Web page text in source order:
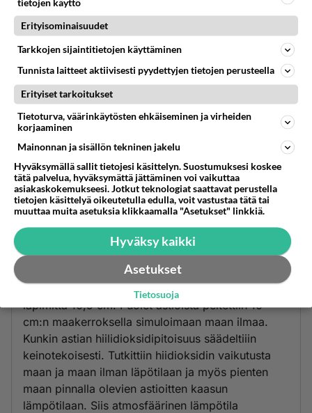
Anonyymikirjoitti:
Vertaisarvaaminen on ehdottoman tärkeää. Sen
osoittavat seivästi Mannin ja Marcottin tutkimukset.
todistetusta valehtelusta AGWn piikkiin.
Äänestä Kommentoi
2020-02-21 12:14:27
https://arxiv.org/ftp/arxiv/papers/1907/1907.0604
Tässä alustuksessa viitattu alkuperäinen tutkimus.
Tutkimuksessa asetettiin maan pinnalle nurinpäin
läpinäkyvät astiat, joiden korkeus oli 16,5 cm ja
läpimitta 10,5 cm. Puolet astioista peitettiin 10
cm:n maakerroksella simuloimaan maan ilmaa.
Kunkin astian hiilidioksidipitoisuus säädeltiiin
keinotekoisesti. Tutkittiin hiidioksidin vaikutusta
maan ja maan ilman läpötilaan ja myös pienten
maan pinnalla olevien astioitten kaasun
lämpötilaan. Siis atmosfäärinen lämpötila
tietojen käyttö
Erityisominaisuudet
Tarkkojen sijaintitietojen käyttäminen
Tunnista laitteet aktiivisesti pyydettyjen tietojen perusteella
Erityiset tarkoitukset
Tietoturva, väärinkäytösten ehkäiseminen ja virheiden
korjaaminen
Mainonnan ja sisällön tekninen jakelu
Hyväksymällä sallit tietojesi käsittelyn. Suostumuksesi koskee
tätä palvelua, hyväksymättä jättäminen voi vaikuttaa
asiakaskokemukseesi. Jotkut teknologiat saattavat perustella
tietojen käsittelyä oikeutetulla edulla, voit vastustaa tätä tai
muuttaa muita asetuksia klikkaamalla "Asetukset" linkkiä.
Hyväksy kaikki
Asetukset
Tietosuoja